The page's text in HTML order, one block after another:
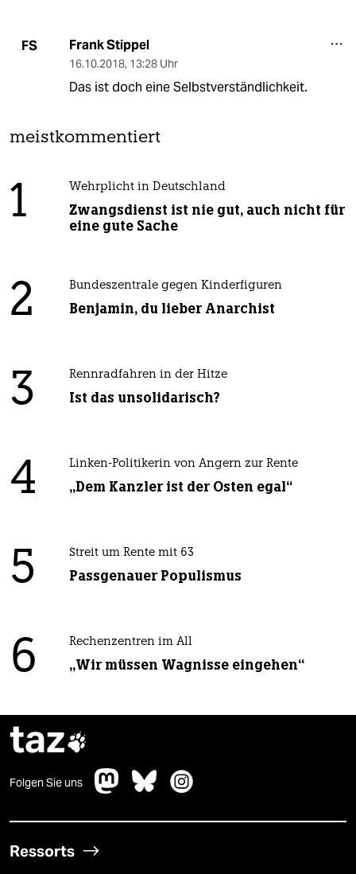
FS Frank Stippel
16.10.2018, 13:28 Uhr
Das ist doch eine Selbstverständlichkeit.
meistkommentiert
1 Wehrplicht in Deutschland
Zwangsdienst ist nie gut, auch nicht für
eine gute Sache
2 Bundeszentrale gegen Kinderfiguren
Benjamin, du lieber Anarchist
3 Rennradfahren in der Hitze
Ist das unsolidarisch?
4 Linken-Politikerin von Angern zur Rente
„Dem Kanzler ist der Osten egal“
5 Streit um Rente mit 63
Passgenauer Populismus
6 Rechenzentren im All
„Wir müssen Wagnisse eingehen“
taz
Folgen Sie uns
Ressorts